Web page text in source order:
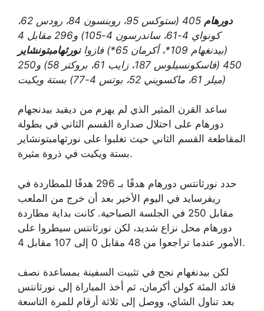
دورهام
405 (ستوكس 95، روبنسون 84، رودس 62،
كونواي 4-61، ساندرسون 4-105) و296 مقابل 4
(بيدنغهام 109*، أكرمان 65*) فازوا
نورثهامبتونشاير
450 (فاسكونسيلوس 187، زايب 61، بروكتر 58) و250
(ميلر 61، ماكسويني 52، بوتس 4-77) بستة ويكيت
ساعد القرن المثير الذي لم يهزم من ديفيد بيدنجهام
دورهام على احتلال صدارة القسم الثاني في بطولة
المقاطعة القسم الثاني حيث تغلبوا على نورثهامبتونشاير
بستة ويكيت في ذروة مثيرة.
حدد نورثانتس دورهام هدفًا بـ 296 هدفًا للمطاردة في
ريفرسايد في اليوم الأخير بعد أن خرج من الملعب
مقابل 250 في الجلسة الصباحية. كانت بداية مطاردة
دورهام محل نزاع شديد، لكن نورثانتس سيطروا على
الأمور عندما تراجعوا من 48 مقابل 0 إلى 107 مقابل 4.
لكن بيدنغهام نجح في تثبيت السفينة بمساعدة نصف
قائد المئة كولن أكرمان، ثم أخذ المباراة إلى نورثانتس
بعد تناول الشاي، ووصل إلى ثلاثة أرقام للمرة التاسعة